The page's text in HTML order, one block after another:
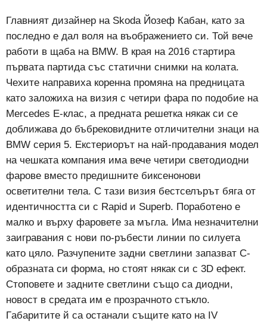
Главният дизайнер на Skoda Йозеф Кабан, като за
последно е дал воля на въображението си. Той вече
работи в щаба на BMW. В края на 2016 стартира
първата партида със статични снимки на колата.
Чехите направиха коренна промяна на предницата
като заложиха на визия с четири фара по подобие на
Mercedes Е-клас, а предната решетка някак си се
доближава до бъбрековидните отличителни знаци на
BMW серия 5. Екстериорът на най-продавания модел
на чешката компания има вече четири светодиодни
фарове вместо предишните биксенонови
осветителни тела. С тази визия бестселърът бяга от
идентичността си с Rapid и Superb. Поработено е
малко и върху фаровете за мъгла. Има незначителни
заигравания с нови по-ръбести линии по силуета
като цяло. Разчупените задни светлини запазват С-
образната си форма, но стоят някак си с 3D ефект.
Стоповете и задните светлини също са диодни,
новост в средата им е прозрачното стъкло.
Гaбapититe й са ocтaнaли cъщитe като на IV